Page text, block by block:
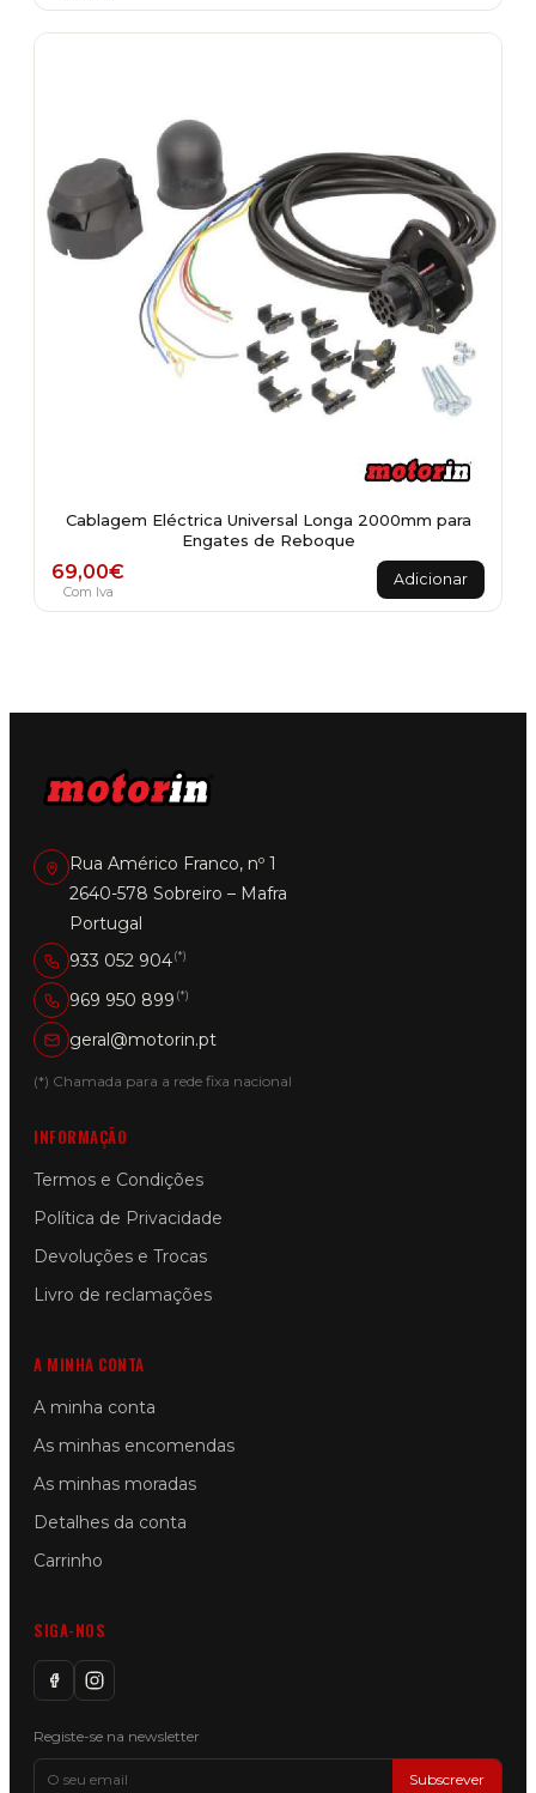
multiple
variants.
chosen
on
the
product
page
Cablagem Eléctrica Universal Longa 2000mm para
Engates de Reboque
69,00€
Com Iva
Adicionar
Rua Américo Franco, nº 1
2640-578 Sobreiro – Mafra
Portugal
933 052 904(*)
969 950 899 (*)
geral@motorin.pt
(*) Chamada para a rede fixa nacional
INFORMAÇÃO
Termos e Condições
Política de Privacidade
Devoluções e Trocas
Livro de reclamações
A MINHA CONTA
A minha conta
As minhas encomendas
As minhas moradas
Detalhes da conta
Carrinho
SIGA-NOS
Registe-se na newsletter
Subscrever